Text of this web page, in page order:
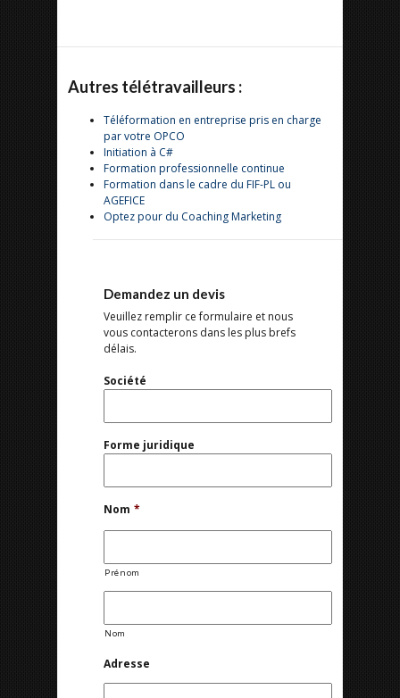
Autres télétravailleurs :
Téléformation en entreprise pris en charge
par votre OPCO
Initiation à C#
Formation professionnelle continue
Formation dans le cadre du FIF-PL ou
AGEFICE
Optez pour du Coaching Marketing
Demandez un devis
Veuillez remplir ce formulaire et nous
vous contacterons dans les plus brefs
délais.
Société
Forme juridique
Nom *
Prénom
Nom
Adresse